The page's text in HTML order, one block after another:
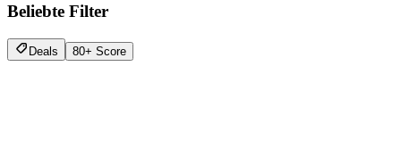
Beliebte Filter
Deals 80+ Score